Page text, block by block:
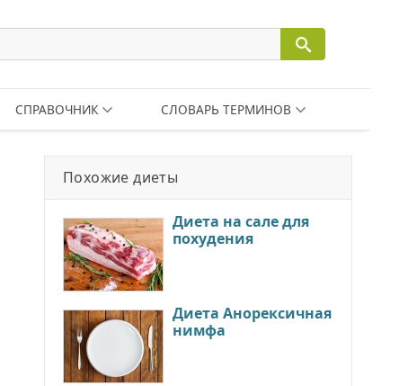
СПРАВОЧНИК СЛОВАРЬ ТЕРМИНОВ
Похожие диеты
Диета на сале для
похудения
Диета Анорексичная
нимфа